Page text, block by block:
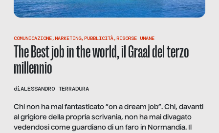
COMUNICAZIONE,MARKETING,PUBBLICITÀ,RISORSE UMANE
The Best job in the world, il Graal del terzo
millennio
diALESSANDRO TERRADURA
Chi non ha mai fantasticato “on a dream job”. Chi, davanti
al grigiore della propria scrivania, non ha mai divagato
vedendosi come guardiano di un faro in Normandia. Il